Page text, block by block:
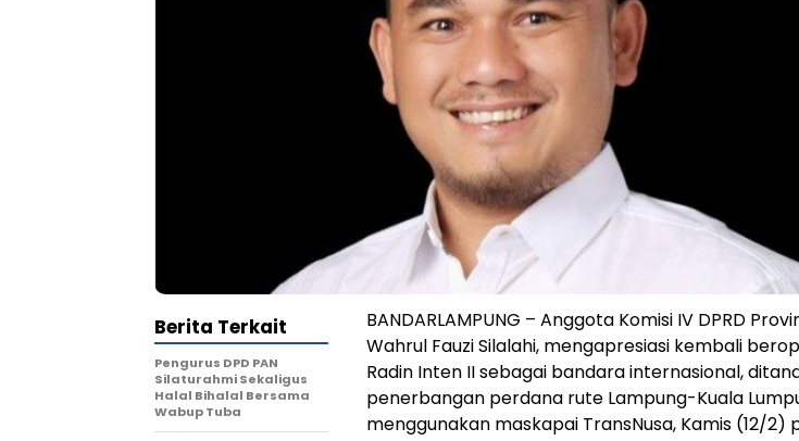
BANDARLAMPUNG – Anggota Komisi IV DPRD
Wahrul Fauzi Silalahi, mengapresiasi kembali
Radin Inten II sebagai bandara internasional,
penerbangan perdana rute Lampung-Kuala
menggunakan maskapai TransNusa, Kamis (12/2)
Berita Terkait
Pengurus DPD PAN
Silaturahmi Sekaligus
Halal Bihalal Bersama
Wabup Tuba